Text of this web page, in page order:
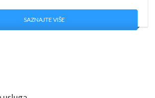
SAZNAJTE VIŠE